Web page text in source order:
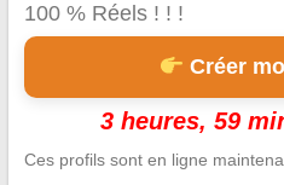
100 % Réels ! ! !
Créer
3 heures, 59
Ces profils sont en ligne